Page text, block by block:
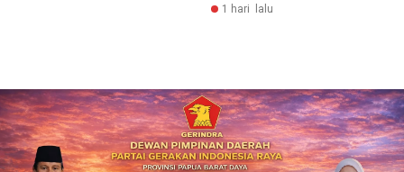
1 hari lalu